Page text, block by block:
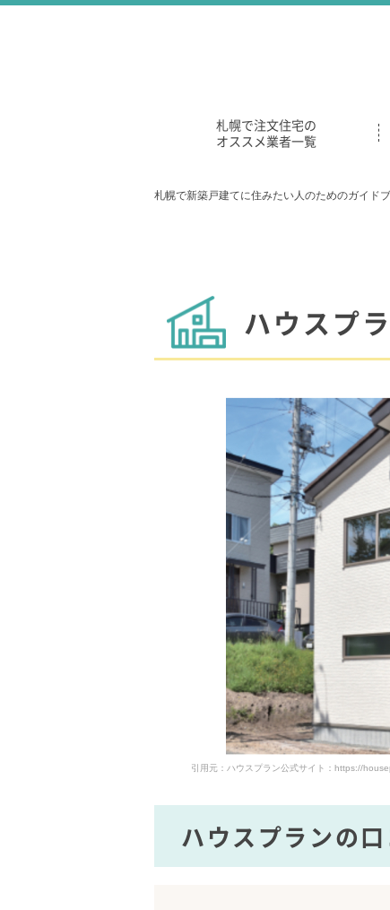
札幌で注文住宅の
オススメ業者一覧
札幌で新築戸建てに住みたい人のためのガイド
ハウスプ
引用元：ハウスプラン公式サイト：https://
ハウスプランの口